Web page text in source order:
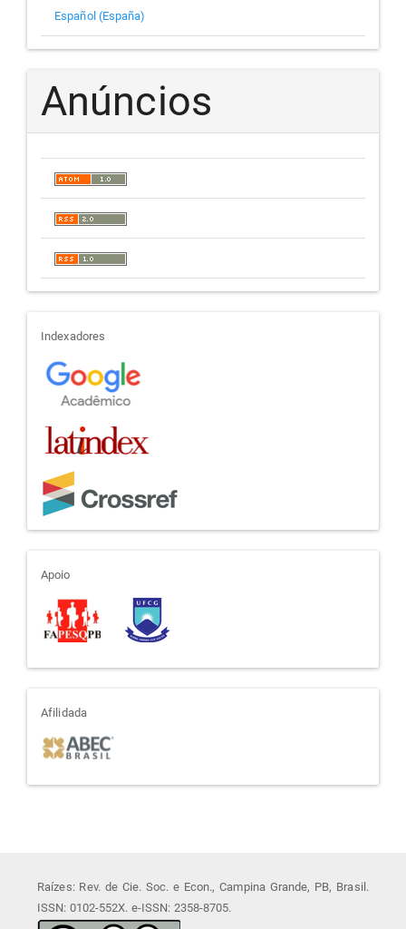
Español (España)
Anúncios
indexadores
Indexadores
apoio
Apoio
afiliada
Afilidada
Raízes: Rev. de Cie. Soc. e Econ., Campina Grande, PB, Brasil.
ISSN: 0102-552X. e-ISSN: 2358-8705.